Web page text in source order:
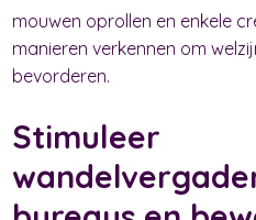
mouwen oprollen en enkele
manieren verkennen om
bevorderen.
Stimuleer